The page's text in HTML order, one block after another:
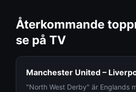
Återkommande
se på TV
Manchester United –
"North West Derby" är Englands